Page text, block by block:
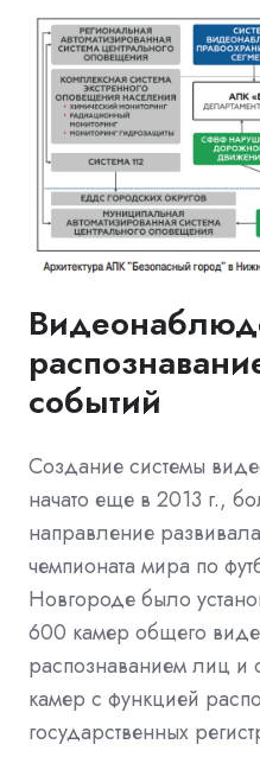
событий
Создание системы
начато еще в 2013 г.,
направление
чемпионата мира по
Новгороде было
600 камер общего
распознаванием лиц и
камер с функцией
государственных